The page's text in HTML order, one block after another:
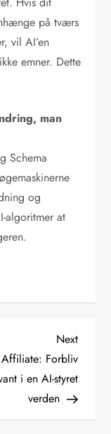
på tværs
vil AI’en
emner. Dette
man
Schema
og
algoritmer at
Next
Post
Next
Forbliv
i en AI-styret
verden